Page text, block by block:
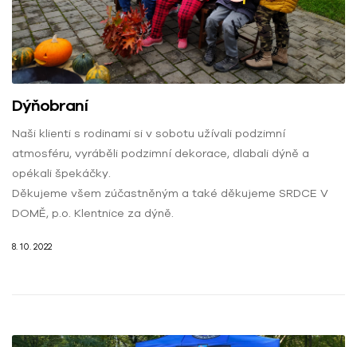
Dýňobraní
Naši klienti s rodinami si v sobotu užívali podzimní
atmosféru, vyráběli podzimní dekorace, dlabali dýně a
opékali špekáčky.
Děkujeme všem zúčastněným a také děkujeme SRDCE V
DOMĚ, p.o. Klentnice za dýně.
8. 10. 2022